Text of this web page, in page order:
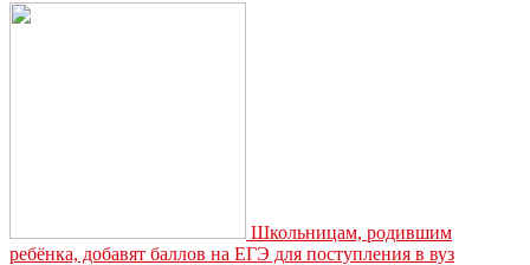
Школьницам, родившим
ребёнка, добавят баллов на ЕГЭ для поступления в вуз